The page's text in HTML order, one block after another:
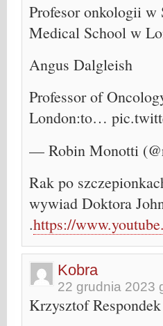
Profesor onkologii w
Medical School w
Angus Dalgleish
Professor of
London:to…
— Robin Monotti
Rak po
wywiad Doktora
.https://
Kobra
22 grudnia 2023
Krzysztof